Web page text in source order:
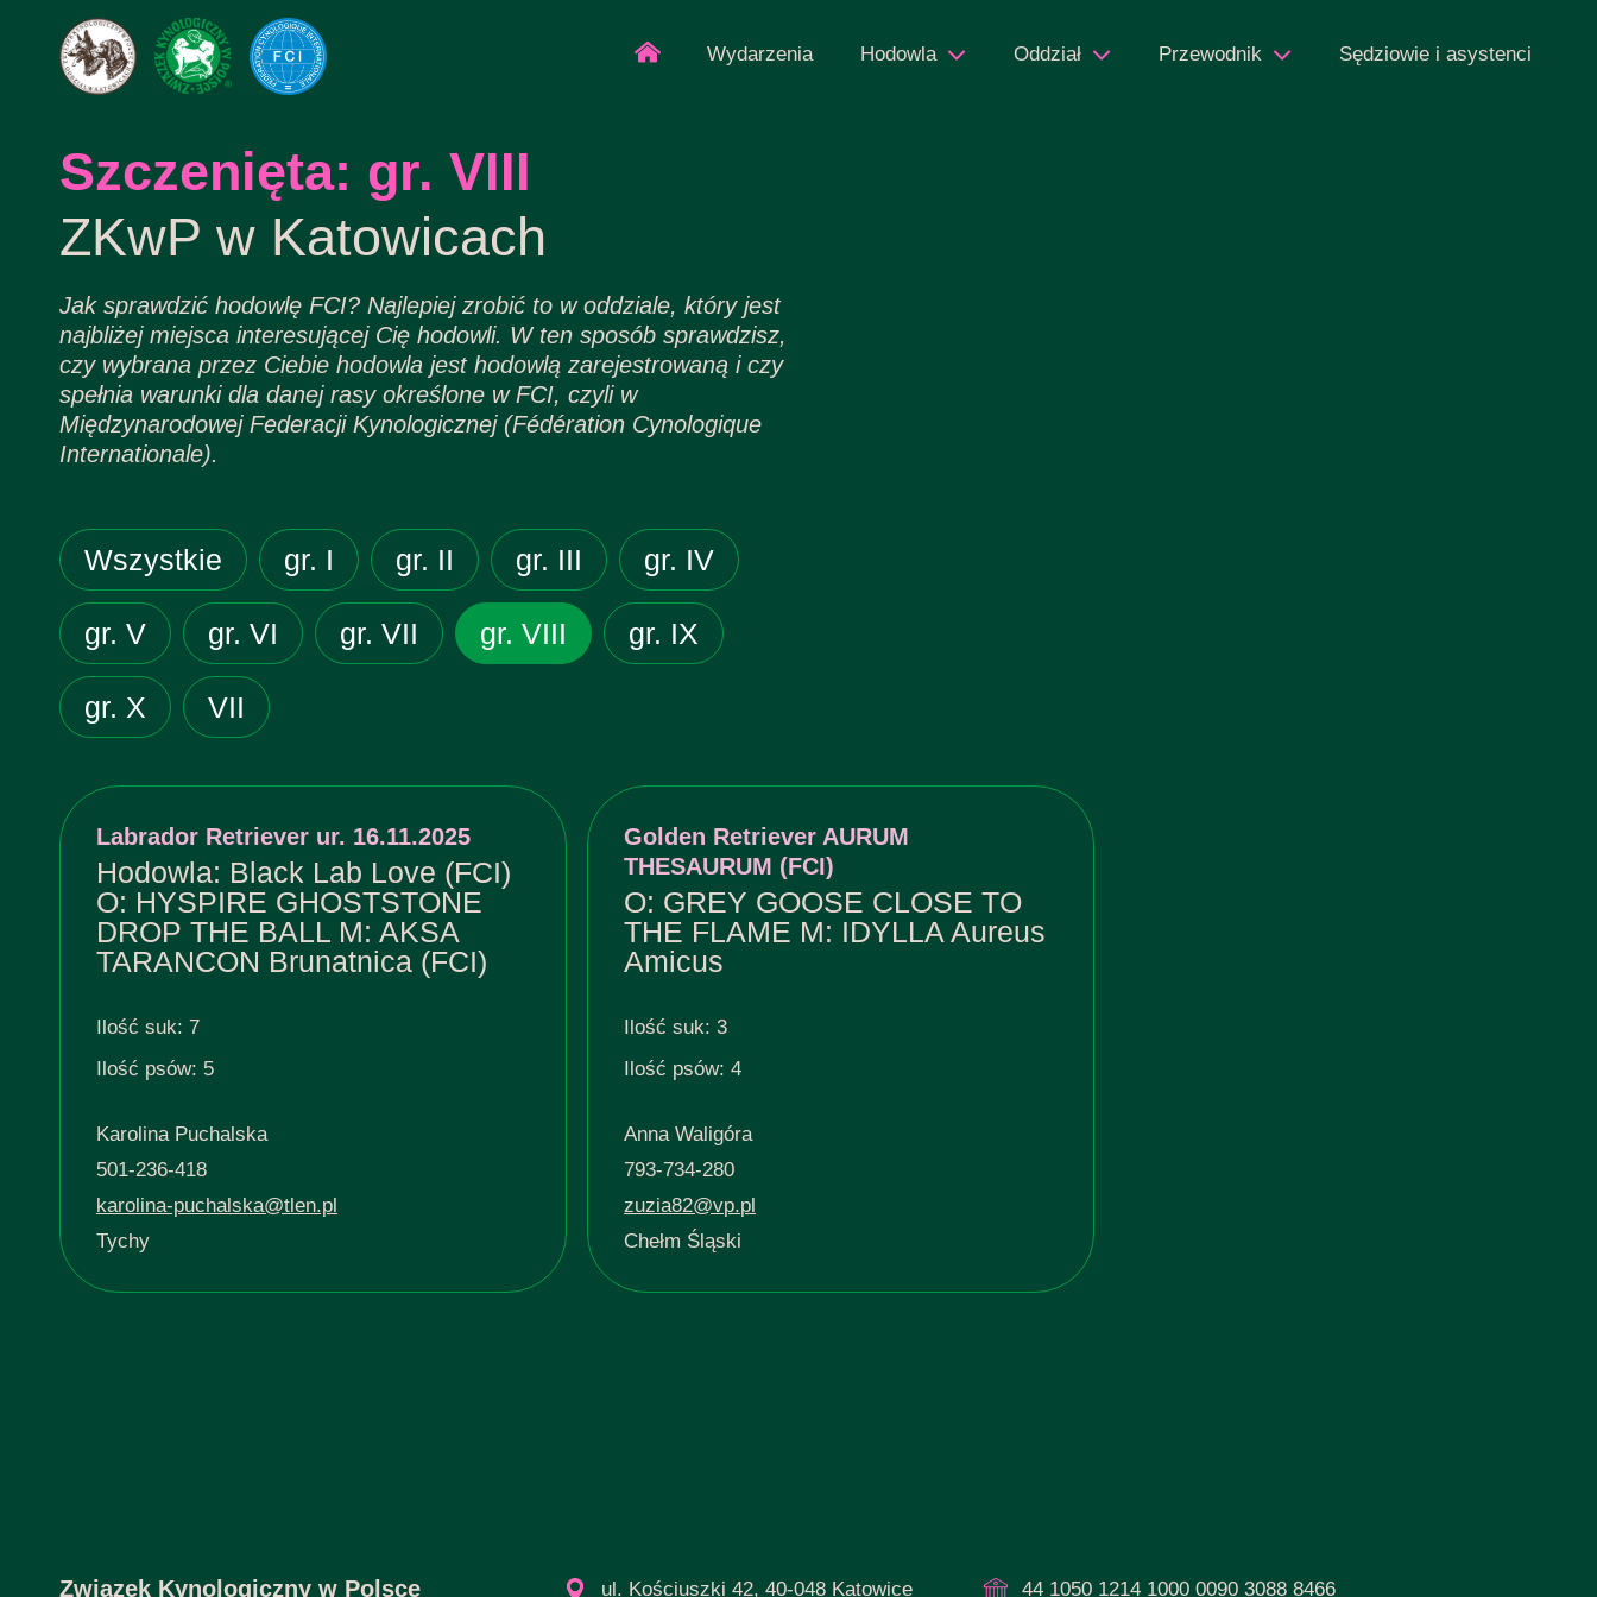
Wydarzenia Hodowla Oddział Przewodnik Sędziowie i asystenci
Szczenięta: gr. VIII
ZKwP w Katowicach
Jak sprawdzić hodowlę FCI? Najlepiej zrobić to w oddziale, który jest
najbliżej miejsca interesującej Cię hodowli. W ten sposób sprawdzisz,
czy wybrana przez Ciebie hodowla jest hodowlą zarejestrowaną i czy
spełnia warunki dla danej rasy określone w FCI, czyli w
Międzynarodowej Federacji Kynologicznej (Fédération Cynologique
Internationale).
Wszystkie gr. I gr. II gr. III gr. IV
gr. V gr. VI gr. VII gr. VIII gr. IX
gr. X VII
Labrador Retriever ur. 16.11.2025
Hodowla: Black Lab Love (FCI)
O: HYSPIRE GHOSTSTONE
DROP THE BALL M: AKSA
TARANCON Brunatnica (FCI)
Ilość suk: 7
Ilość psów: 5
Karolina Puchalska
501-236-418
karolina-puchalska@tlen.pl
Tychy
Golden Retriever AURUM
THESAURUM (FCI)
O: GREY GOOSE CLOSE TO
THE FLAME M: IDYLLA Aureus
Amicus
Ilość suk: 3
Ilość psów: 4
Anna Waligóra
793-734-280
zuzia82@vp.pl
Chełm Śląski
Związek Kynologiczny w Polsce ul. Kościuszki 42, 40-048 Katowice 44 1050 1214 1000 0090 3088 8466